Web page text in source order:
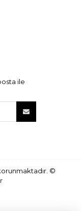
ile
©